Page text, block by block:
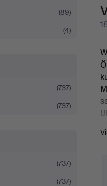
(89)
(4)
(737)
(737)
(737)
(737)